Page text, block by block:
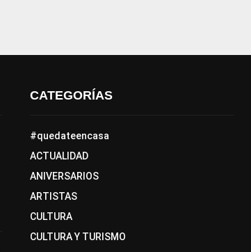
CATEGORÍAS
#quedateencasa
ACTUALIDAD
ANIVERSARIOS
ARTISTAS
CULTURA
CULTURA Y TURISMO